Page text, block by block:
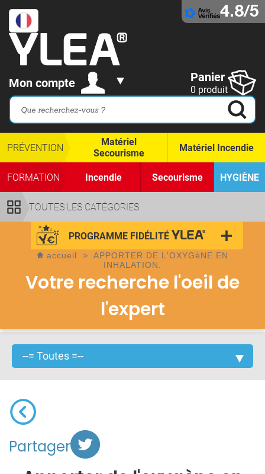
4.8/5
Mon compte Panier
0 produit
TOUTES LES CATÉGORIES
PRÉVENTION
Matériel
Secourisme
Matériel Incendie
FORMATION Incendie Secourisme HYGIÈNE
PROGRAMME FIDÉLITÉ
accueil >APPORTER DE L'OXYGèNE EN
INHALATION.
Votre recherche l'oeil de
l'expert
Partager